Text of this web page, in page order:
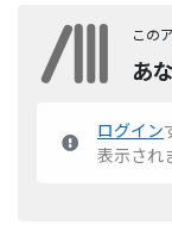
この
あ
ログイン
表示され